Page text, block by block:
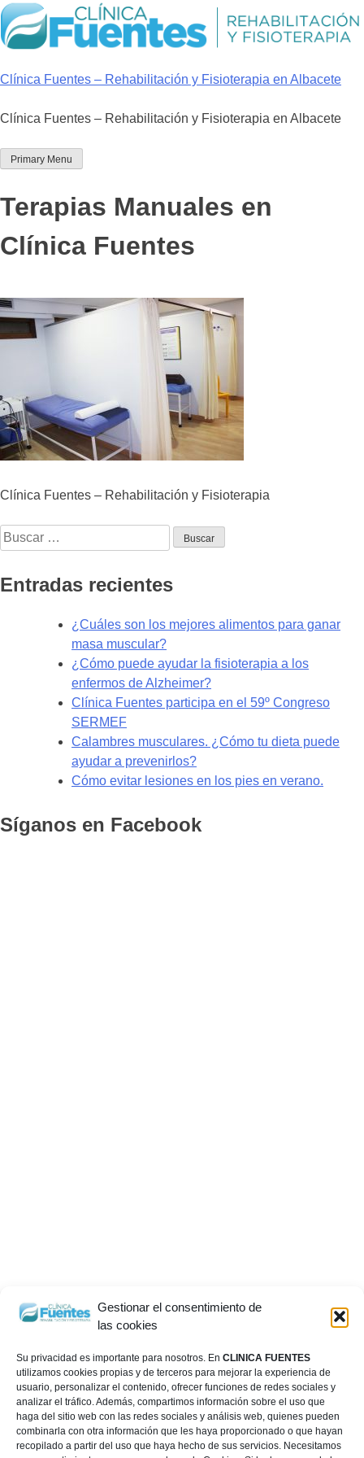
Gestionar el consentimiento de
las cookies
Su privacidad es importante para nosotros. En CLINICA FUENTES
utilizamos cookies propias y de terceros para mejorar la experiencia de
usuario, personalizar el contenido, ofrecer funciones de redes sociales y
analizar el tráfico. Además, compartimos información sobre el uso que
haga del sitio web con las redes sociales y análisis web, quienes pueden
combinarla con otra información que les haya proporcionado o que hayan
recopilado a partir del uso que haya hecho de sus servicios. Necesitamos
Skip
to
content
Clínica Fuentes – Rehabilitación y Fisioterapia en Albacete
Clínica Fuentes – Rehabilitación y Fisioterapia en Albacete
Primary Menu
Terapias Manuales en
Clínica Fuentes
Clínica Fuentes – Rehabilitación y Fisioterapia
Buscar:
Entradas recientes
¿Cuáles son los mejores alimentos para ganar
masa muscular?
¿Cómo puede ayudar la fisioterapia a los
enfermos de Alzheimer?
Clínica Fuentes participa en el 59º Congreso
SERMEF
Calambres musculares. ¿Cómo tu dieta puede
ayudar a prevenirlos?
Cómo evitar lesiones en los pies en verano.
Síganos en Facebook